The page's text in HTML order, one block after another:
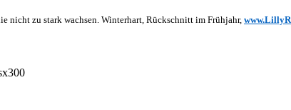
nicht zu stark wachsen. Winterhart, Rückschnitt im Frühjahr,